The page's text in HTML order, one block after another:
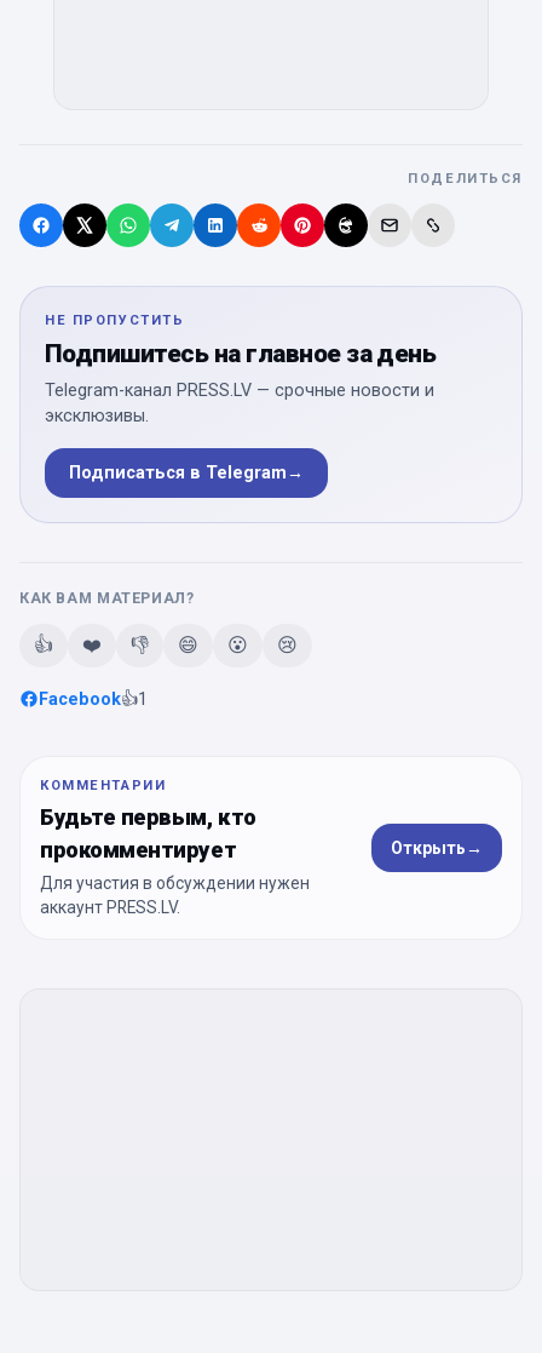
ПОДЕЛИТЬСЯ
НЕ ПРОПУСТИТЬ
Подпишитесь на главное за день
Telegram-канал PRESS.LV — срочные новости и
эксклюзивы.
Подписаться в Telegram→
КАК ВАМ МАТЕРИАЛ?
👍 ❤️ 👎 😄 😮 😢
Facebook👍1
КОММЕНТАРИИ
Будьте первым, кто
прокомментирует
Для участия в обсуждении нужен
аккаунт PRESS.LV.
Открыть→